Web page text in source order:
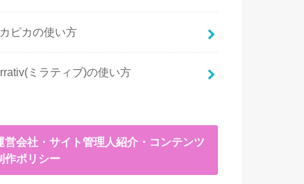
ピカの使い方
ミラティブ)の使い方
営会社・サイト管理人紹介・コンテンツ
作ポリシー